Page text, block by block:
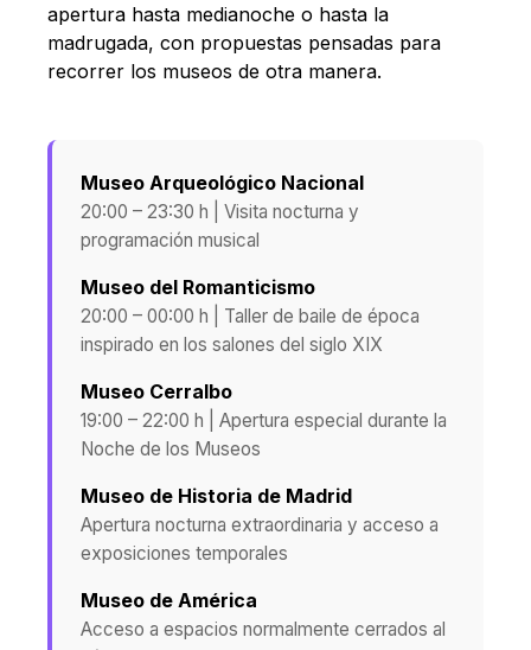
apertura hasta medianoche o hasta la
madrugada, con propuestas pensadas para
recorrer los museos de otra manera.
Museo Arqueológico Nacional
20:00 – 23:30 h | Visita nocturna y
programación musical
Museo del Romanticismo
20:00 – 00:00 h | Taller de baile de época
inspirado en los salones del siglo XIX
Museo Cerralbo
19:00 – 22:00 h | Apertura especial durante la
Noche de los Museos
Museo de Historia de Madrid
Apertura nocturna extraordinaria y acceso a
exposiciones temporales
Museo de América
Acceso a espacios normalmente cerrados al